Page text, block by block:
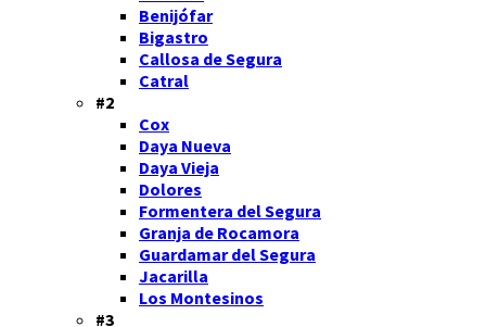
Benijófar
Bigastro
Callosa de Segura
Catral
#2
Cox
Daya Nueva
Daya Vieja
Dolores
Formentera del Segura
Granja de Rocamora
Guardamar del Segura
Jacarilla
Los Montesinos
#3